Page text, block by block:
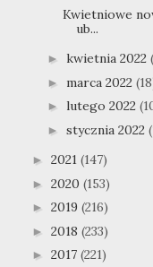
Kwietniowe
ub...
► kwietnia 2022
► marca 2022
► lutego 2022
► stycznia 2022
► 2021 (147)
► 2020 (153)
► 2019 (216)
► 2018 (233)
► 2017 (221)